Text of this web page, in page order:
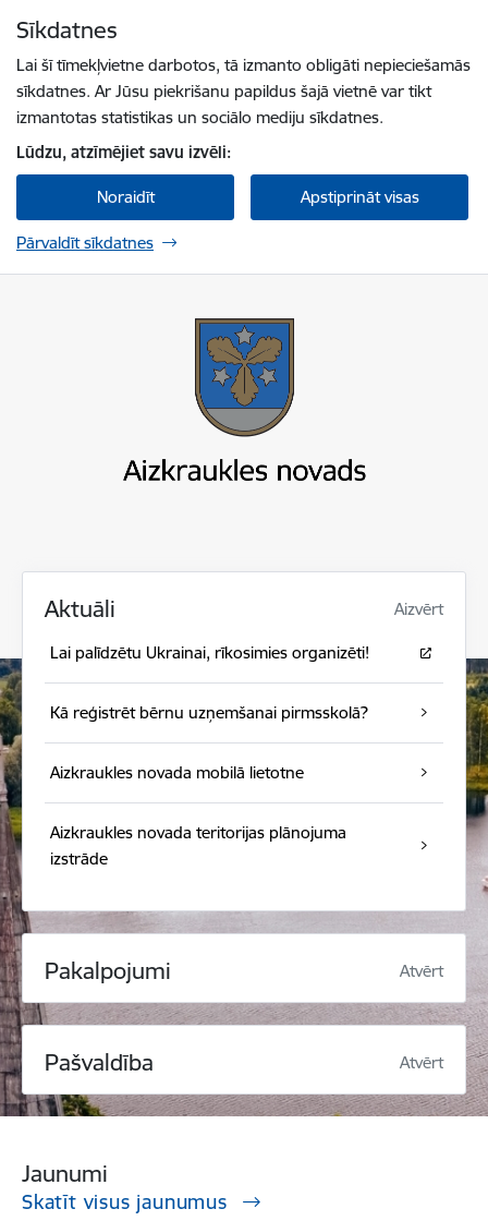
Sīkdatnes
Lai šī tīmekļvietne darbotos, tā izmanto obligāti nepieciešamās
sīkdatnes. Ar Jūsu piekrišanu papildus šajā vietnē var tikt
izmantotas statistikas un sociālo mediju sīkdatnes.
Lūdzu, atzīmējiet savu izvēli:
Noraidīt Apstiprināt visas
Pārvaldīt sīkdatnes
Aktuāli Aizvērt
Lai palīdzētu Ukrainai, rīkosimies organizēti!
Kā reģistrēt bērnu uzņemšanai pirmsskolā?
Aizkraukles novada mobilā lietotne
Aizkraukles novada teritorijas plānojuma
izstrāde
Pakalpojumi Atvērt
Pašvaldība Atvērt
Jaunumi
Skatīt visus jaunumus